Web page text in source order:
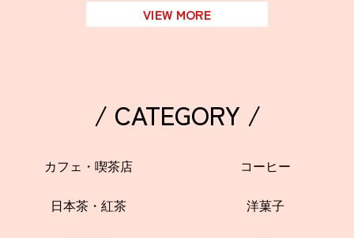
VIEW MORE
/ CATEGORY /
カフェ・喫茶店 コーヒー
日本茶・紅茶 洋菓子